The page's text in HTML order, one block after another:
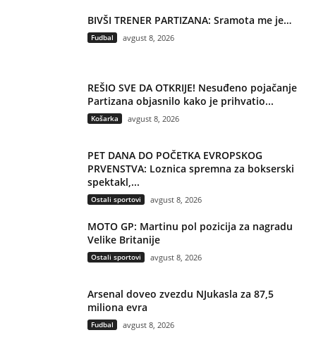
BIVŠI TRENER PARTIZANA: Sramota me je…
Fudbal avgust 8, 2026
REŠIO SVE DA OTKRIJE! Nesuđeno pojačanje
Partizana objasnilo kako je prihvatio...
Košarka avgust 8, 2026
PET DANA DO POČETKA EVROPSKOG
PRVENSTVA: Loznica spremna za bokserski
spektakl,...
Ostali sportovi avgust 8, 2026
MOTO GP: Martinu pol pozicija za nagradu
Velike Britanije
Ostali sportovi avgust 8, 2026
Arsenal doveo zvezdu NJukasla za 87,5
miliona evra
Fudbal avgust 8, 2026